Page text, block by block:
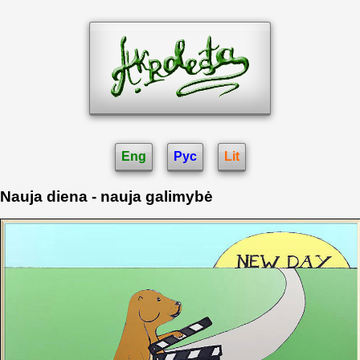
Eng Рус Lit
Nauja diena - nauja galimybė